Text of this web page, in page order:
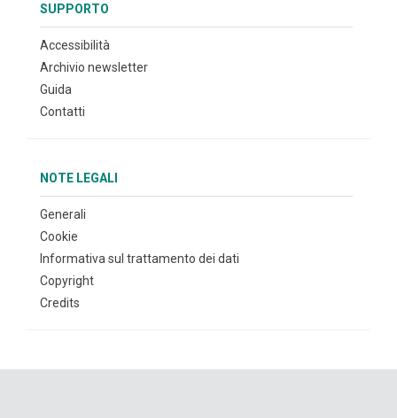
SUPPORTO
Accessibilità
Archivio newsletter
Guida
Contatti
NOTE LEGALI
Generali
Cookie
Informativa sul trattamento dei dati
Copyright
Credits